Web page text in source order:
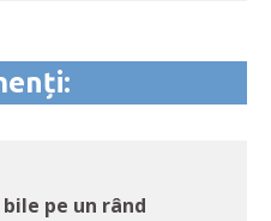
pe un rând